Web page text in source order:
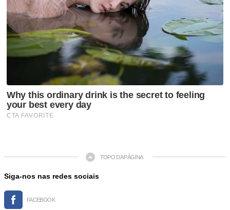
TOPO DA PÁGINA
Siga-nos nas redes sociais
FACEBOOK